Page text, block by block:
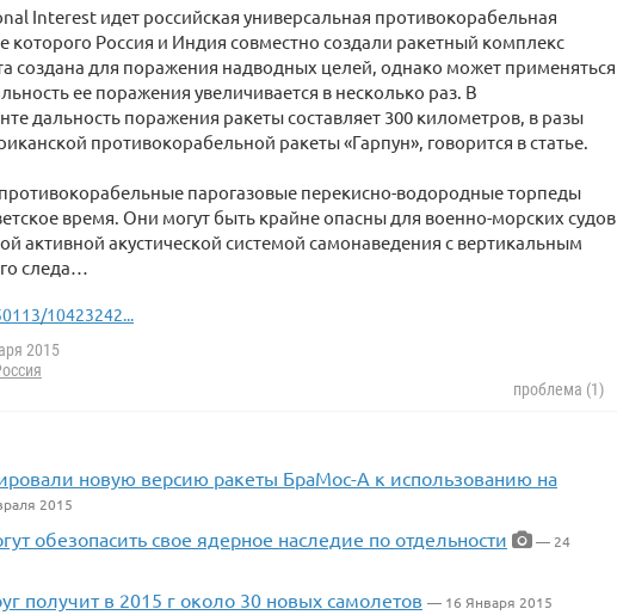
Interest идет российская универсальная противокорабельная
которого Россия и Индия совместно создали ракетный комплекс
создана для поражения надводных целей, однако может применяться
ее поражения увеличивается в несколько раз. В
дальность поражения ракеты составляет 300 километров, в разы
противокорабельной ракеты «Гарпун», говорится в статье.
парогазовые перекисно-водородные торпеды
время. Они могут быть крайне опасны для военно-морских судов
активной акустической системой самонаведения с вертикальным
следа…
10423242...
2015
проблема (1)
новую версию ракеты БраМос-А к использованию на
2015
обезопасить свое ядерное наследие по отдельности
— 24
получит в 2015 г около 30 новых самолетов — 16 Января 2015